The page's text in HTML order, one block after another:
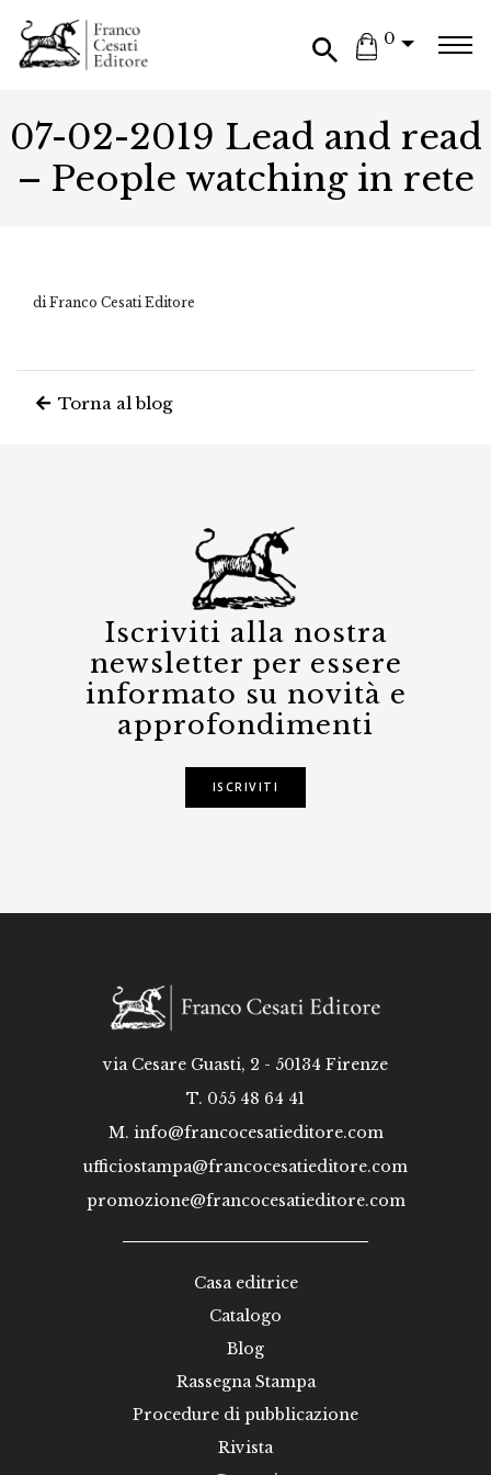
0
07-02-2019 Lead and read
– People watching in rete
di Franco Cesati Editore
Torna al blog
Iscriviti alla nostra
newsletter per essere
informato su novità e
approfondimenti
ISCRIVITI
via Cesare Guasti, 2 - 50134 Firenze
T. 055 48 64 41
M. info@francocesatieditore.com
ufficiostampa@francocesatieditore.com
promozione@francocesatieditore.com
Casa editrice
Catalogo
Blog
Rassegna Stampa
Procedure di pubblicazione
Rivista